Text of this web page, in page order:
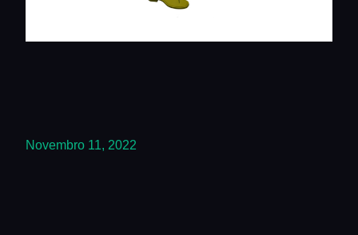
Novembro 11, 2022